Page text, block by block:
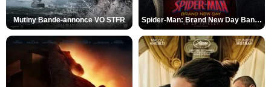
Mutiny Bande-annonce VO STFR Spider-Man: Brand New Day Bande-annonce VO STFR